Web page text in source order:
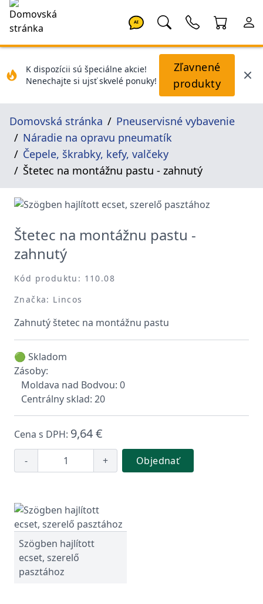
AI
K dispozícii sú špeciálne akcie!
Nenechajte si ujsť skvelé ponuky!
Zľavnené
produkty
Domovská stránka
Pneuservisné vybavenie
Náradie na opravu pneumatík
Čepele, škrabky, kefy, valčeky
Štetec na montážnu pastu - zahnutý
Štetec na montážnu pastu -
zahnutý
Kód produktu: 110.08
Značka: Lincos
Zahnutý štetec na montážnu pastu
🟢 Skladom
Zásoby:
Moldava nad Bodvou: 0
Centrálny sklad: 20
Cena s DPH: 9,64 €
- + Objednať
Szögben hajlított
ecset, szerelő
pasztához